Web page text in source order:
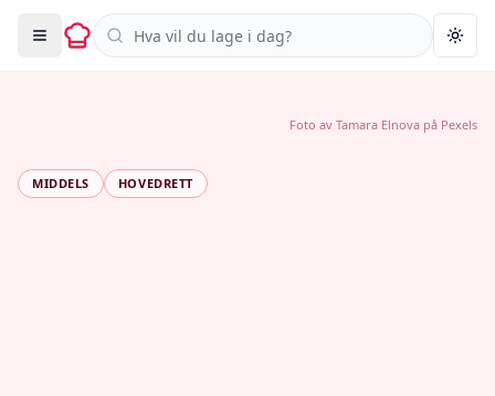
Søk i oppskrifter
MIDDELS HOVEDRETT
Foto av Tamara Elnova på Pexels